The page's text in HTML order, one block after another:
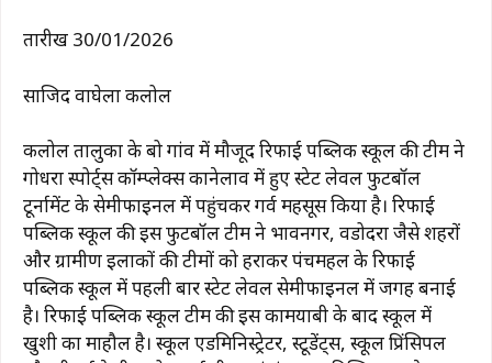
तारीख 30/01/2026
साजिद वाघेला कलोल
कलोल तालुका के बोरू गांव में मौजूद रिफाई पब्लिक स्कूल की टीम ने
गोधरा स्पोर्ट्स कॉम्प्लेक्स कानेलाव में हुए स्टेट लेवल फुटबॉल
टूर्नामेंट के सेमीफाइनल में पहुंचकर गर्व महसूस किया है। रिफाई
पब्लिक स्कूल की इस फुटबॉल टीम ने भावनगर, वडोदरा जैसे शहरों
और ग्रामीण इलाकों की टीमों को हराकर पंचमहल के रिफाई
पब्लिक स्कूल में पहली बार स्टेट लेवल सेमीफाइनल में जगह बनाई
है। रिफाई पब्लिक स्कूल टीम की इस कामयाबी के बाद स्कूल में
खुशी का माहौल है। स्कूल एडमिनिस्ट्रेटर, स्टूडेंट्स, स्कूल प्रिंसिपल